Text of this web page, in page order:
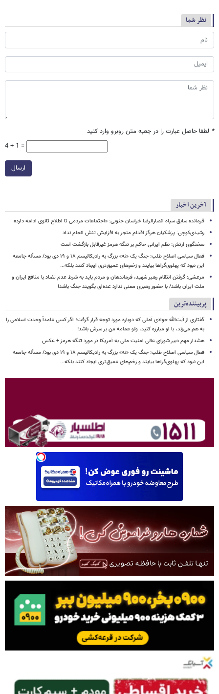
نظر شما
* لطفا حاصل عبارت را در جعبه متن روبرو وارد کنید
4 + 1 =
ارسال
آخرین اخبار
فرمانده سابق سپاه انصارالرضا خراسان جنوبی: «اجتماعات مردمی تا اطلاع ثانوی ادامه دارد»
رشیدی‌کوچی: پزشکیان هرگز اقدام منجر به افزایش تنش انجام نداد
سخنگوی ارتش: نظم ایرانی حاکم بر تنگه هرمز غیرقابل بازگشت است
فعال سیاسی اصلاح طلب: جنگ یک «نه» بزرگ به رادیکالیسم ۱۸ و ۱۹ دی بود/ مسأله جامعه
این نبود که پهلوی‌گراها بیایند و زخم‌های عمیق‌تری ایجاد کنند بلکه...
مرعشی: گرفتن انتقام رهبر شهید، فرماندهان و مردم باید به شرط عدم تضاد با منافع ایران و
ملت ایران باشد/ با حضور رهبری معنی ندارد عده‌ای بگویند جنگ باشد!
پربیننده‌ترین
گفتاری از آیت‌الله جوادی آملی که دوباره مورد توجه قرار گرفت؛ اگر کسی عامداً وحدت اسلامی را
به هم می‌زند، با او مبارزه کنید، ولو عمامه من بر سرش باشد!
هشدار مهم دبیر شورای عالی امنیت ملی به آمریکا در مورد تنگه هرمز + عکس
فعال سیاسی اصلاح طلب: جنگ یک «نه» بزرگ به رادیکالیسم ۱۸ و ۱۹ دی بود/ مسأله جامعه
این نبود که پهلوی‌گراها بیایند و زخم‌های عمیق‌تری ایجاد کنند بلکه...